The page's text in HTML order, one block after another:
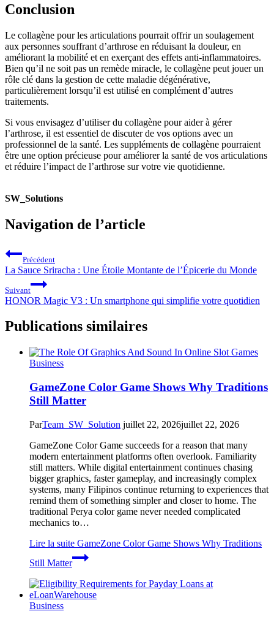
Conclusion
Le collagène pour les articulations pourrait offrir un soulagement
aux personnes souffrant d’arthrose en réduisant la douleur, en
améliorant la mobilité et en exerçant des effets anti-inflammatoires.
Bien qu’il ne soit pas un remède miracle, le collagène peut jouer un
rôle clé dans la gestion de cette maladie dégénérative,
particulièrement lorsqu’il est utilisé en complément d’autres
traitements.
Si vous envisagez d’utiliser du collagène pour aider à gérer
l’arthrose, il est essentiel de discuter de vos options avec un
professionnel de la santé. Les suppléments de collagène pourraient
être une option précieuse pour améliorer la santé de vos articulations
et réduire l’impact de l’arthrose sur votre vie quotidienne.
SW_Solutions
Navigation de l’article
Précédent
La Sauce Sriracha : Une Étoile Montante de l’Épicerie du Monde
Suivant
HONOR Magic V3 : Un smartphone qui simplifie votre quotidien
Publications similaires
Business
GameZone Color Game Shows Why Traditions
Still Matter
ParTeam_SW_Solution juillet 22, 2026juillet 22, 2026
GameZone Color Game succeeds for a reason that many
modern entertainment platforms often overlook. Familiarity
still matters. While digital entertainment continues chasing
bigger graphics, faster gameplay, and increasingly complex
systems, many Filipinos continue returning to experiences that
remind them of something simpler and closer to home. The
traditional Perya color game never needed complicated
mechanics to…
Lire la suite GameZone Color Game Shows Why Traditions
Still Matter
Business